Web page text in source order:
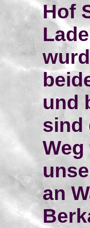
Hof
und
sind
an